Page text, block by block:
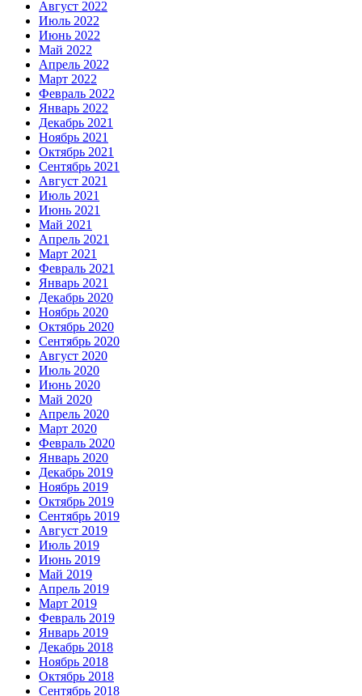
Август 2022
Июль 2022
Июнь 2022
Май 2022
Апрель 2022
Март 2022
Февраль 2022
Январь 2022
Декабрь 2021
Ноябрь 2021
Октябрь 2021
Сентябрь 2021
Август 2021
Июль 2021
Июнь 2021
Май 2021
Апрель 2021
Март 2021
Февраль 2021
Январь 2021
Декабрь 2020
Ноябрь 2020
Октябрь 2020
Сентябрь 2020
Август 2020
Июль 2020
Июнь 2020
Май 2020
Апрель 2020
Март 2020
Февраль 2020
Январь 2020
Декабрь 2019
Ноябрь 2019
Октябрь 2019
Сентябрь 2019
Август 2019
Июль 2019
Июнь 2019
Май 2019
Апрель 2019
Март 2019
Февраль 2019
Январь 2019
Декабрь 2018
Ноябрь 2018
Октябрь 2018
Сентябрь 2018